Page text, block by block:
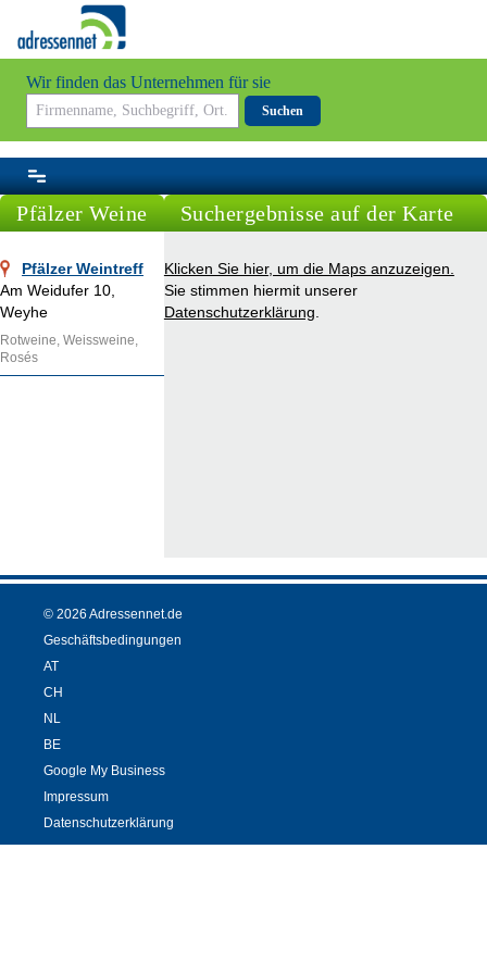
Wir finden das Unternehmen für sie
Suchen
Pfälzer Weine
Pfälzer Weintreff
Am Weidufer 10,
Weyhe
Rotweine, Weissweine,
Rosés
Suchergebnisse auf der Karte
Klicken Sie hier, um die Maps anzuzeigen.
Sie stimmen hiermit unserer
Datenschutzerklärung
© 2026 Adressennet.de
Geschäftsbedingungen
AT
CH
NL
BE
Google My Business
Impressum
Datenschutzerklärung